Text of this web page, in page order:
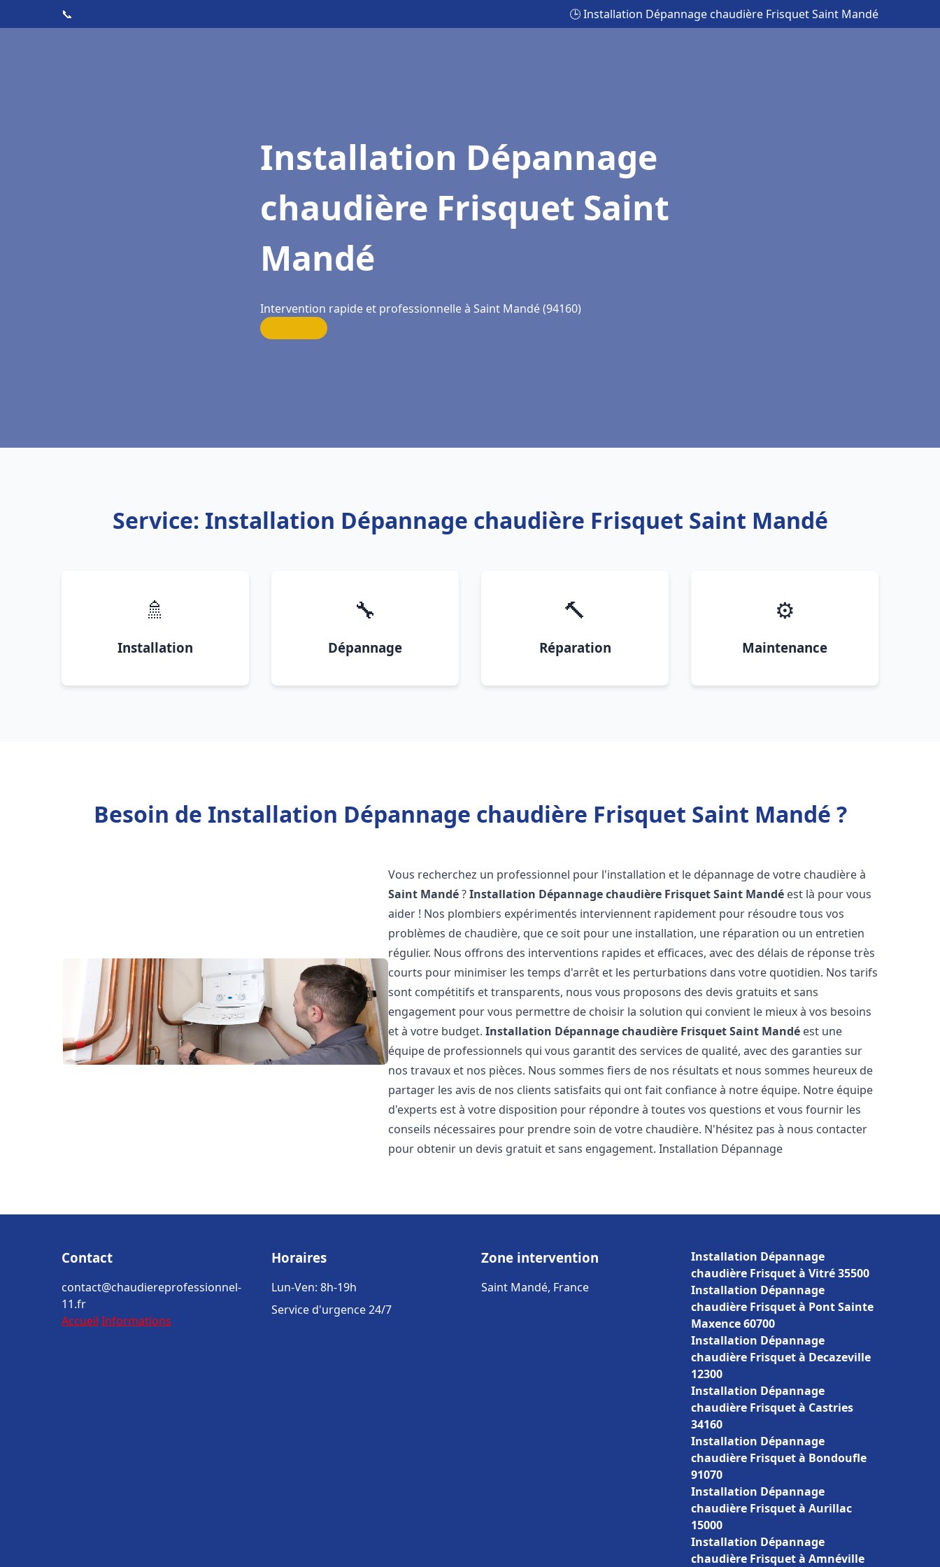
📞 🕒 Installation Dépannage chaudière Frisquet Saint Mandé
Installation Dépannage
chaudière Frisquet Saint
Mandé
Intervention rapide et professionnelle à Saint Mandé (94160)
Service: Installation Dépannage chaudière Frisquet Saint Mandé
🚿
Installation
🔧
Dépannage
🔨
Réparation
⚙️
Maintenance
Besoin de Installation Dépannage chaudière Frisquet Saint Mandé ?
Vous recherchez un professionnel pour l'installation et le dépannage de votre chaudière à
Saint Mandé?Installation Dépannage chaudière FrisquetSaint Mandé est là pour vous
aider ! Nos plombiers expérimentés interviennent rapidement pour résoudre tous vos
problèmes de chaudière, que ce soit pour une installation, une réparation ou un entretien
régulier. Nous offrons des interventions rapides et efficaces, avec des délais de réponse très
courts pour minimiser les temps d'arrêt et les perturbations dans votre quotidien. Nos tarifs
sont compétitifs et transparents, nous vous proposons des devis gratuits et sans
engagement pour vous permettre de choisir la solution qui convient le mieux à vos besoins
et à votre budget.Installation Dépannage chaudière FrisquetSaint Mandé est une
équipe de professionnels qui vous garantit des services de qualité, avec des garanties sur
nos travaux et nos pièces. Nous sommes fiers de nos résultats et nous sommes heureux de
partager les avis de nos clients satisfaits qui ont fait confiance à notre équipe. Notre équipe
d'experts est à votre disposition pour répondre à toutes vos questions et vous fournir les
conseils nécessaires pour prendre soin de votre chaudière. N'hésitez pas à nous contacter
pour obtenir un devis gratuit et sans engagement. Installation Dépannage
Contact
contact@chaudiereprofessionnel-
11.fr
Accueil Informations
Horaires
Lun-Ven: 8h-19h
Service d'urgence 24/7
Zone intervention
Saint Mandé, France
Installation Dépannage
chaudière Frisquet à Vitré 35500
Installation Dépannage
chaudière Frisquet à Pont Sainte
Maxence 60700
Installation Dépannage
chaudière Frisquet à Decazeville
12300
Installation Dépannage
chaudière Frisquet à Castries
34160
Installation Dépannage
chaudière Frisquet à Bondoufle
91070
Installation Dépannage
chaudière Frisquet à Aurillac
15000
Installation Dépannage
chaudière Frisquet à Amnéville